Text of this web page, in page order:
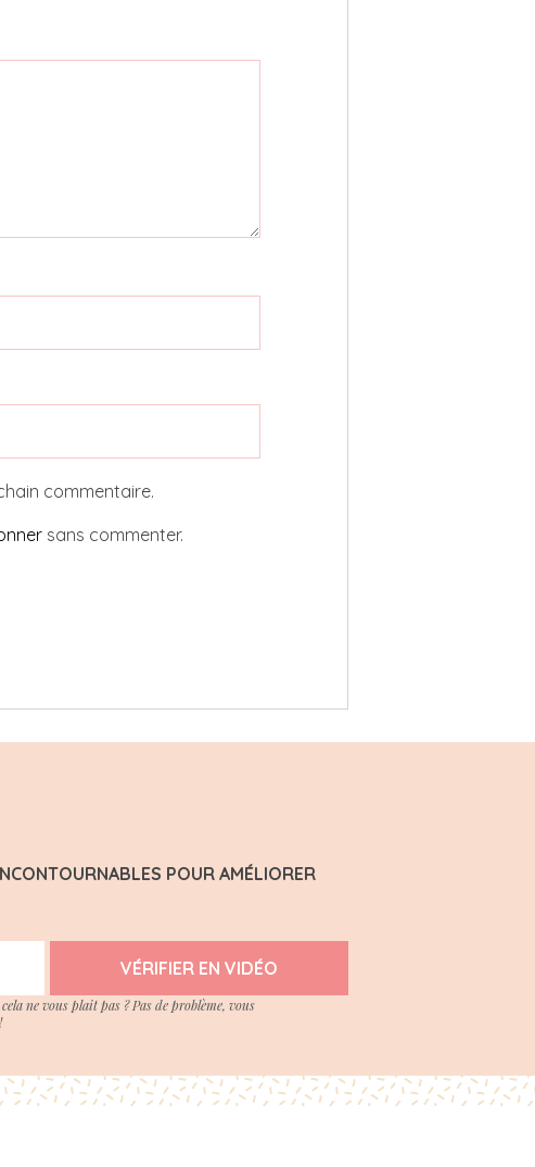
commentaire.
sans commenter.
POUR AMÉLIORER
VÉRIFIER EN VIDÉO
ne vous plait pas ? Pas de problème, vous